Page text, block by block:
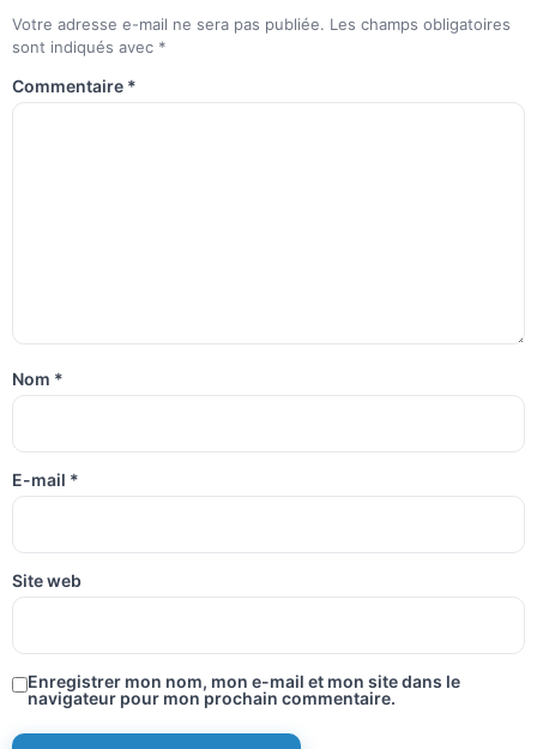
Votre adresse e-mail ne sera pas publiée. Les champs obligatoires
sont indiqués avec *
Commentaire *
Nom *
E-mail *
Site web
Enregistrer mon nom, mon e-mail et mon site dans le
navigateur pour mon prochain commentaire.